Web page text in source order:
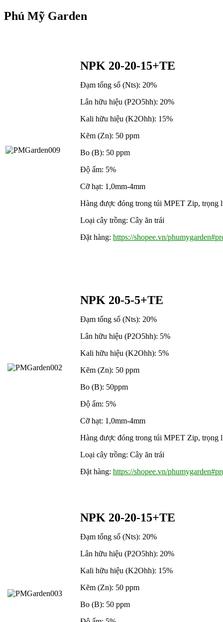
Phú Mỹ Garden
NPK 20-20-15+TE
Đạm tổng số (Nts): 20%
Lân hữu hiệu (P2O5hh): 20%
Kali hữu hiệu (K2Ohh): 15%
Kẽm (Zn): 50 ppm
Bo (B): 50 ppm
Độ ẩm: 5%
Cỡ hạt: 1,0mm-4mm
Hàng được đóng trong túi MPET Zip, trọng
Loại cây trồng: Cây ăn trái
Đặt hàng: https://shopee.vn/
NPK 20-5-5+TE
Đạm tổng số (Nts): 20%
Lân hữu hiệu (P2O5hh): 5%
Kali hữu hiệu (K2Ohh): 5%
Kẽm (Zn): 50 ppm
Bo (B): 50ppm
Độ ẩm: 5%
Cỡ hạt: 1,0mm-4mm
Hàng được đóng trong túi MPET Zip, trọng
Loại cây trồng: Cây ăn trái
Đặt hàng: https://shopee.vn/
NPK 20-20-15+TE
Đạm tổng số (Nts): 20%
Lân hữu hiệu (P2O5hh): 20%
Kali hữu hiệu (K2Ohh): 15%
Kẽm (Zn): 50 ppm
Bo (B): 50 ppm